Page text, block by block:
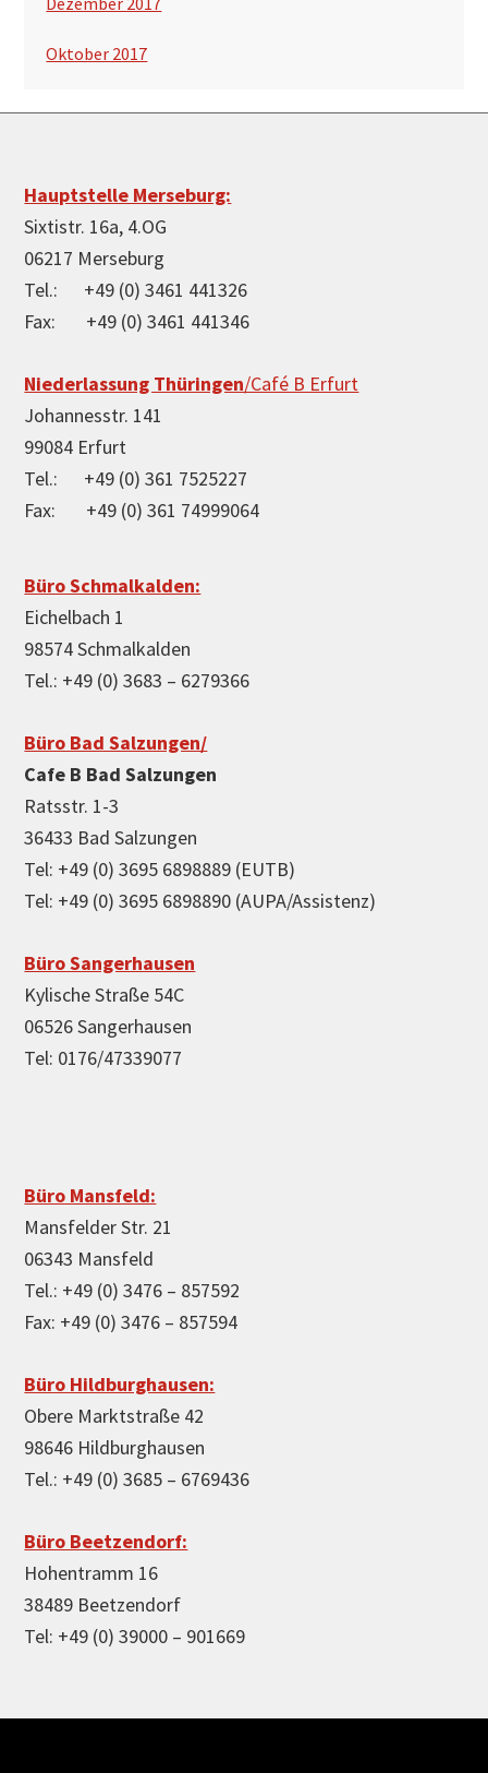
Oktober 2017
Footer
Hauptstelle Merseburg:
Sixtistr. 16a, 4.OG
06217 Merseburg
Tel.: +49 (0) 3461 441326
Fax: +49 (0) 3461 441346
Niederlassung Thüringen/Café B Erfurt
Johannesstr. 141
99084 Erfurt
Tel.: +49 (0) 361 7525227
Fax: +49 (0) 361 74999064
Büro Schmalkalden:
Eichelbach 1
98574 Schmalkalden
Tel.: +49 (0) 3683 – 6279366
Büro Bad Salzungen/
Cafe B Bad Salzungen
Ratsstr. 1-3
36433 Bad Salzungen
Tel: +49 (0) 3695 6898889 (EUTB)
Tel: +49 (0) 3695 6898890 (AUPA/Assistenz)
Büro Sangerhausen
Kylische Straße 54C
06526 Sangerhausen
Tel: 0176/47339077
Büro Mansfeld:
Mansfelder Str. 21
06343 Mansfeld
Tel.: +49 (0) 3476 – 857592
Fax: +49 (0) 3476 – 857594
Büro Hildburghausen:
Obere Marktstraße 42
98646 Hildburghausen
Tel.: +49 (0) 3685 – 6769436
Büro Beetzendorf:
Hohentramm 16
38489 Beetzendorf
Tel: +49 (0) 39000 – 901669